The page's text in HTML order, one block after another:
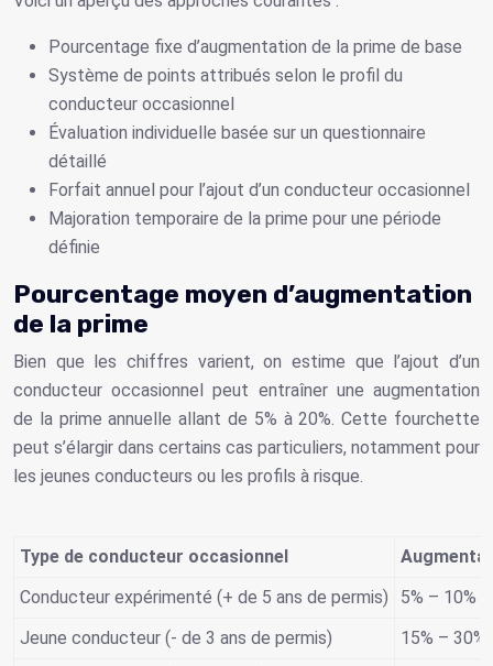
Pourcentage fixe d’augmentation de la prime de base
Système de points attribués selon le profil du
conducteur occasionnel
Évaluation individuelle basée sur un questionnaire
détaillé
Forfait annuel pour l’ajout d’un conducteur occasionnel
Majoration temporaire de la prime pour une période
définie
Pourcentage moyen d’augmentation
de la prime
Bien que les chiffres varient, on estime que l’ajout d’un
conducteur occasionnel peut entraîner une augmentation
de la prime annuelle allant de 5% à 20%. Cette fourchette
peut s’élargir dans certains cas particuliers, notamment pour
les jeunes conducteurs ou les profils à risque.
Type de conducteur occasionnel
Conducteur expérimenté (+ de 5 ans de permis)
5% – 10%
Jeune conducteur (- de 3 ans de permis)
15% – 30%